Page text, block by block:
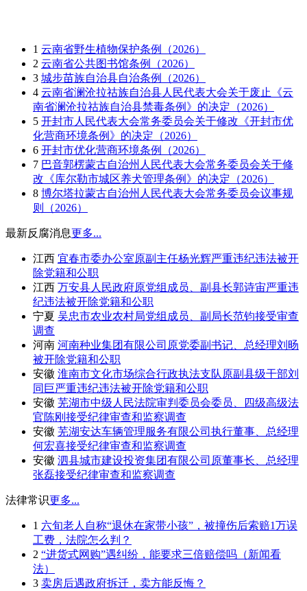
1 云南省野生植物保护条例（2026）
2 云南省公共图书馆条例（2026）
3 城步苗族自治县自治条例（2026）
4 云南省澜沧拉祜族自治县人民代表大会关于废止《云
南省澜沧拉祜族自治县禁毒条例》的决定（2026）
5 开封市人民代表大会常务委员会关于修改《开封市优
化营商环境条例》的决定（2026）
6 开封市优化营商环境条例（2026）
7 巴音郭楞蒙古自治州人民代表大会常务委员会关于修
改《库尔勒市城区养犬管理条例》的决定（2026）
8 博尔塔拉蒙古自治州人民代表大会常务委员会议事规
则（2026）
最新反腐消息更多...
江西 宜春市委办公室原副主任杨光辉严重违纪违法被开
除党籍和公职
江西 万安县人民政府原党组成员、副县长郭诗宙严重违
纪违法被开除党籍和公职
宁夏 吴忠市农业农村局党组成员、副局长范钧接受审查
调查
河南 河南种业集团有限公司原党委副书记、总经理刘旸
被开除党籍和公职
安徽 淮南市文化市场综合行政执法支队原副县级干部刘
同巨严重违纪违法被开除党籍和公职
安徽 芜湖市中级人民法院审判委员会委员、四级高级法
官陈刚接受纪律审查和监察调查
安徽 芜湖安达车辆管理服务有限公司执行董事、总经理
何宏喜接受纪律审查和监察调查
安徽 泗县城市建设投资集团有限公司原董事长、总经理
张磊接受纪律审查和监察调查
法律常识更多...
1 六旬老人自称“退休在家带小孩”，被撞伤后索赔1万误
工费，法院怎么判？
2 “进货式网购”遇纠纷，能要求三倍赔偿吗（新闻看
法）
3 卖房后遇政府拆迁，卖方能反悔？